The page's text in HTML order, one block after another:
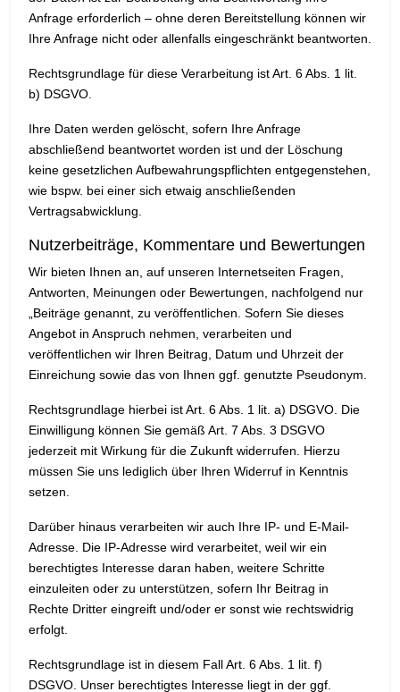
Anfrage erforderlich – ohne deren Bereitstellung können wir
Ihre Anfrage nicht oder allenfalls eingeschränkt beantworten.
Rechtsgrundlage für diese Verarbeitung ist Art. 6 Abs. 1 lit.
b) DSGVO.
Ihre Daten werden gelöscht, sofern Ihre Anfrage
abschließend beantwortet worden ist und der Löschung
keine gesetzlichen Aufbewahrungspflichten entgegenstehen,
wie bspw. bei einer sich etwaig anschließenden
Vertragsabwicklung.
Nutzerbeiträge, Kommentare und Bewertungen
Wir bieten Ihnen an, auf unseren Internetseiten Fragen,
Antworten, Meinungen oder Bewertungen, nachfolgend nur
„Beiträge genannt, zu veröffentlichen. Sofern Sie dieses
Angebot in Anspruch nehmen, verarbeiten und
veröffentlichen wir Ihren Beitrag, Datum und Uhrzeit der
Einreichung sowie das von Ihnen ggf. genutzte Pseudonym.
Rechtsgrundlage hierbei ist Art. 6 Abs. 1 lit. a) DSGVO. Die
Einwilligung können Sie gemäß Art. 7 Abs. 3 DSGVO
jederzeit mit Wirkung für die Zukunft widerrufen. Hierzu
müssen Sie uns lediglich über Ihren Widerruf in Kenntnis
setzen.
Darüber hinaus verarbeiten wir auch Ihre IP- und E-Mail-
Adresse. Die IP-Adresse wird verarbeitet, weil wir ein
berechtigtes Interesse daran haben, weitere Schritte
einzuleiten oder zu unterstützen, sofern Ihr Beitrag in
Rechte Dritter eingreift und/oder er sonst wie rechtswidrig
erfolgt.
Rechtsgrundlage ist in diesem Fall Art. 6 Abs. 1 lit. f)
DSGVO. Unser berechtigtes Interesse liegt in der ggf.